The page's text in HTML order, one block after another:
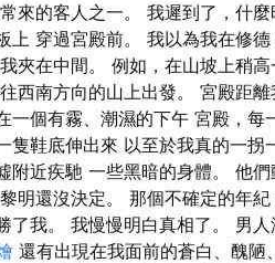
來的客人之一。 我遲到了，什
上 穿過宮殿前。 我以為我在修
夾在中間。 例如，在山坡上稍
西南方向的山上出發。 宮殿距
一個有霧、潮濕的下午 宮殿，每
隻鞋底伸出來 以至於我真的一
附近疾馳 一些黑暗的身體。 他
明還沒決定。 那個不確定的年
了我。 我慢慢明白真相了。 男
還有出現在我面前的蒼白、醜